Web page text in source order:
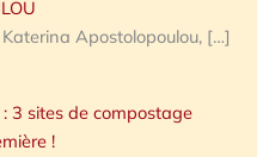
Apostolopoulou, […]
3 sites de compostage
!